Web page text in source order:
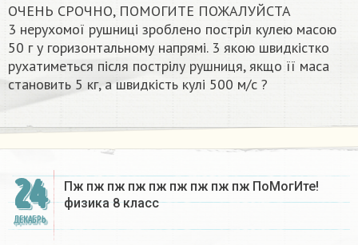
ОЧЕНЬ СРОЧНО, ПОМОГИТЕ ПОЖАЛУЙСТА
3 нерухомої рушниці зроблено постріл кулею масою
50 г у горизонтальному напрямі. 3 якою швидкістко
рухатиметься після пострілу рушниця, якщо її маса
становить 5 кг, а швидкість кулі 500 м/с ?​
24
ДЕКАБРЬ
Пж пж пж пж пж пж пж пж пж ПоМогИте!
физика 8 класс​